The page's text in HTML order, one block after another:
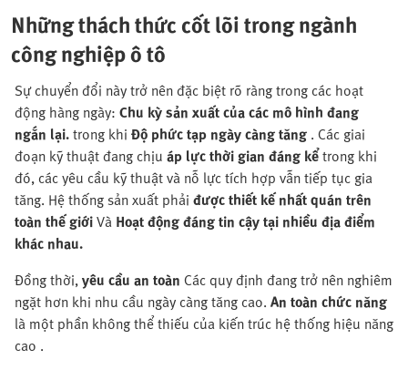
Những thách thức cốt lõi trong ngành
công nghiệp ô tô
Sự chuyển đổi này trở nên đặc biệt rõ ràng trong các hoạt
động hàng ngày: Chu kỳ sản xuất của các mô hình đang
ngắn lại.trong khi Độ phức tạp ngày càng tăng . Các giai
đoạn kỹ thuật đang chịu áp lực thời gian đáng kểtrong khi
đó, các yêu cầu kỹ thuật và nỗ lực tích hợp vẫn tiếp tục gia
tăng. Hệ thống sản xuất phải được thiết kế nhất quán trên
toàn thế giớiVà Hoạt động đáng tin cậy tại nhiều địa điểm
khác nhau.
Đồng thời,yêu cầu an toàn Các quy định đang trở nên nghiêm
ngặt hơn khi nhu cầu ngày càng tăng cao. An toàn chức năng
là một phần không thể thiếu của kiến trúc hệ thống hiệu năng
cao .